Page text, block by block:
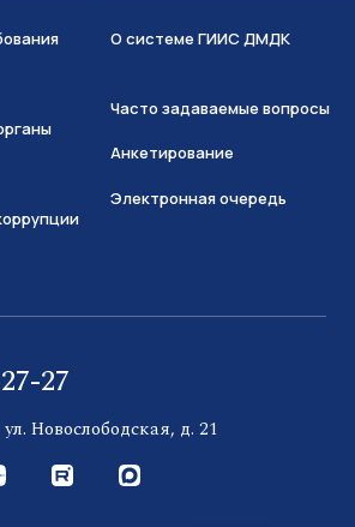
О системе ГИИС ДМДК
Часто задаваемые вопросы
Анкетирование
Электронная очередь
27
Новослободская, д. 21